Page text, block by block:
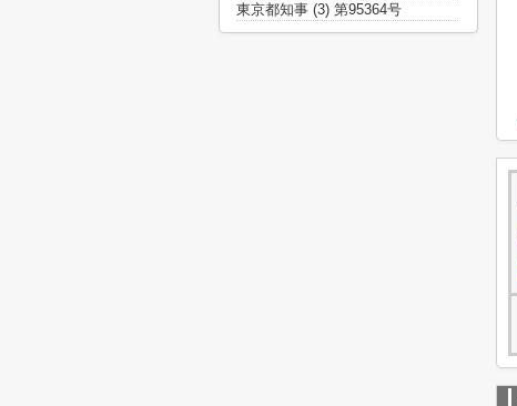
東京都知事 (3) 第95364号